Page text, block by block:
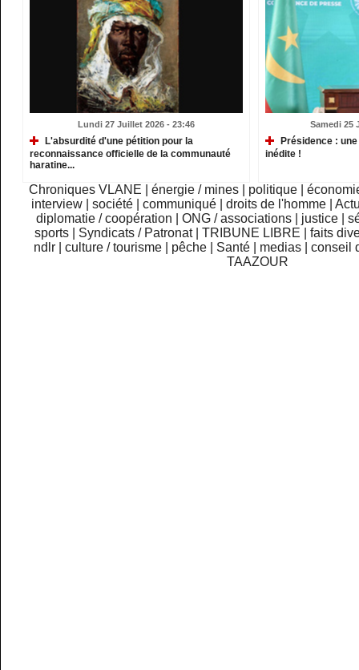
Lundi 27 Juillet 2026 - 23:46
L'absurdité d'une pétition pour la
reconnaissance officielle de la communauté
haratine...
Samedi 25
Présidence :
inédite !
Chroniques VLANE énergie / mines politique
interview
|société |communiqué |droits de l'homme |
diplomatie / coopération
ONG / associations justice
sports
Syndicats / Patronat TRIBUNE LIBRE
faits
ndlr
|culture / tourisme pêche Santé medias |conseil
TAAZOUR